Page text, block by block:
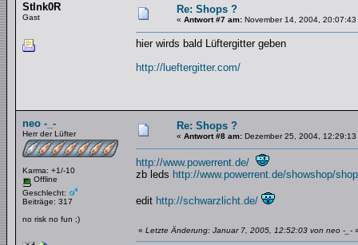
StInk0R
Gast
Re: Shops ?
« Antwort #7 am: November 14, 2004, 20:07:43
hier wirds bald Lüftergitter geben
http://lueftergitter.com/
neo -_-
Herr der Lüfter
Karma: +1/-10
Offline
Geschlecht:
Beiträge: 317
no risk no fun ;)
Re: Shops ?
« Antwort #8 am: Dezember 25, 2004, 12:29:13
http://www.powerrent.de/
zb leds http://www.powerrent.de/showshop/
edit http://schwarzlicht.de/
« Letzte Änderung: Januar 7, 2005, 12:52:03 von neo -_-